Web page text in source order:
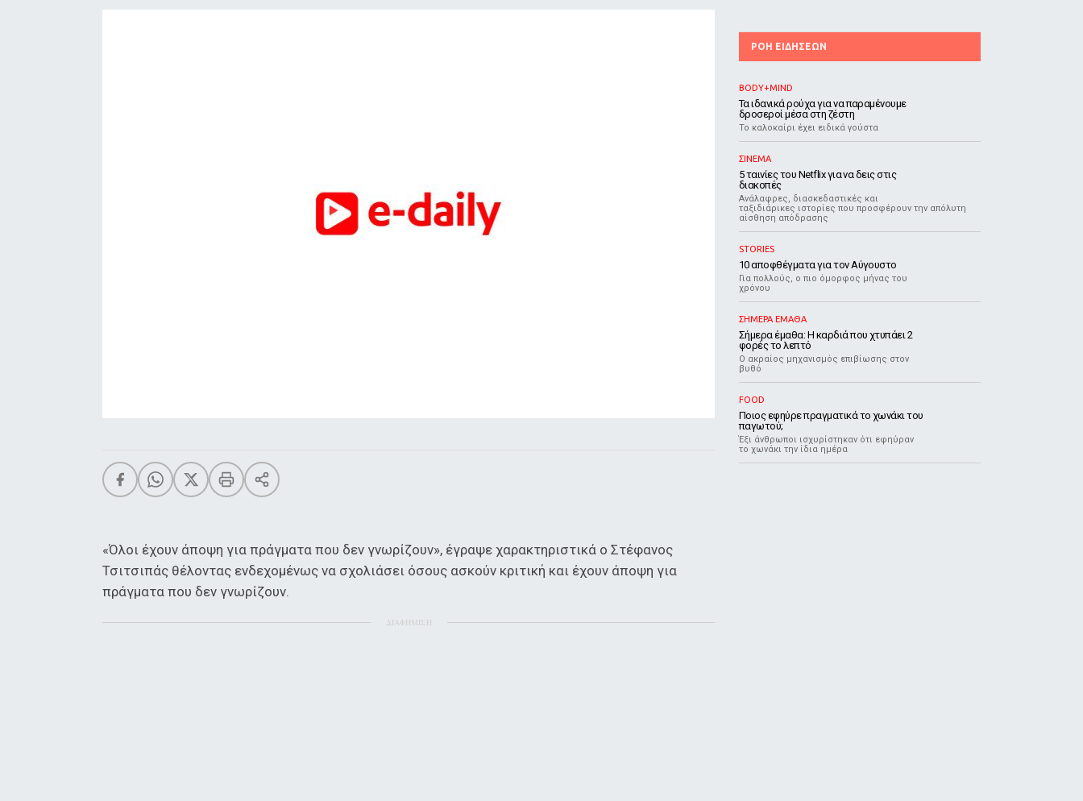
«Όλοι έχουν άποψη για πράγματα που δεν γνωρίζουν», έγραψε χαρακτηριστικά ο Στέφανος
Τσιτσιπάς θέλοντας ενδεχομένως να σχολιάσει όσους ασκούν κριτική και έχουν άποψη για
πράγματα που δεν γνωρίζουν.
ΔΙΑΦΗΜΙΣΗ
ΡΟΗ ΕΙΔΗΣΕΩΝ
BODY+MIND
Τα ιδανικά ρούχα για να παραμένουμε
δροσεροί μέσα στη ζέστη
To καλοκαίρι έχει ειδικά γούστα
ΣΙΝΕΜΑ
5 ταινίες του Netflix για να δεις στις
διακοπές
Aνάλαφρες, διασκεδαστικές και
ταξιδιάρικες ιστορίες που προσφέρουν την απόλυτη
αίσθηση απόδρασης
STORIES
10 αποφθέγματα για τον Αύγουστο
Για πολλούς, ο πιο όμορφος μήνας του
χρόνου
ΣΗΜΕΡΑ ΕΜΑΘΑ
Σήμερα έμαθα: Η καρδιά που χτυπάει 2
φορές το λεπτό
Ο ακραίος μηχανισμός επιβίωσης στον
βυθό
FOOD
Ποιος εφηύρε πραγματικά το χωνάκι του
παγωτού;
Έξι άνθρωποι ισχυρίστηκαν ότι εφηύραν
το χωνάκι την ίδια ημέρα